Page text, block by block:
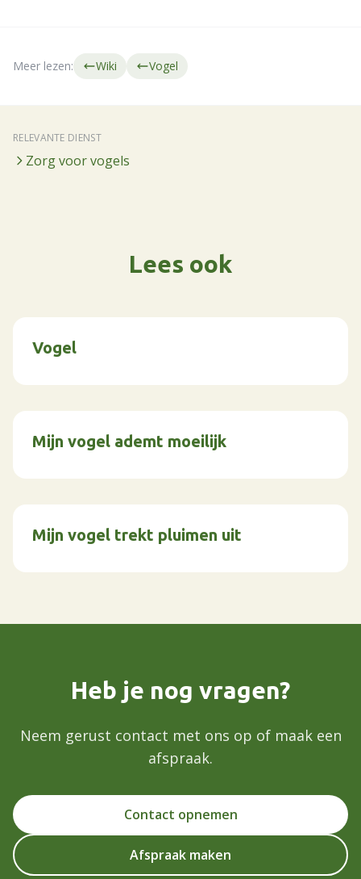
Meer lezen: Wiki Vogel
RELEVANTE DIENST
Zorg voor vogels
Lees ook
Vogel
Mijn vogel ademt moeilijk
Mijn vogel trekt pluimen uit
Heb je nog vragen?
Neem gerust contact met ons op of maak een
afspraak.
Contact opnemen
Afspraak maken